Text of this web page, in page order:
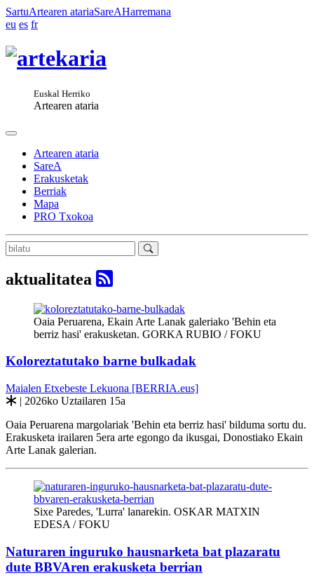
SartuArtearen atariaSareAHarremana
eu es fr
Euskal Herriko
Artearen ataria
Artearen ataria
SareA
Erakusketak
Berriak
Mapa
PRO Txokoa
aktualitatea
Oaia Peruarena, Ekain Arte Lanak galeriako 'Behin eta
berriz hasi' erakusketan. GORKA RUBIO / FOKU
Koloreztatutako barne bulkadak
Maialen Etxebeste Lekuona [BERRIA.eus]
| 2026ko Uztailaren 15a
Oaia Peruarena margolariak 'Behin eta berriz hasi' bilduma sortu du.
Erakusketa irailaren 5era arte egongo da ikusgai, Donostiako Ekain
Arte Lanak galerian.
Sixe Paredes, 'Lurra' lanarekin. OSKAR MATXIN
EDESA / FOKU
Naturaren inguruko hausnarketa bat plazaratu
dute BBVAren erakusketa berrian